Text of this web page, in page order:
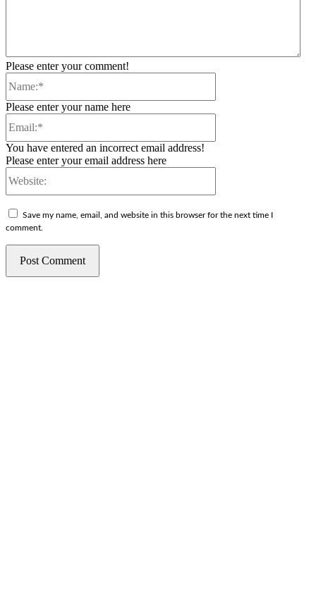
Please enter your comment!
Please enter your name here
You have entered an incorrect email address!
Please enter your email address here
Save my name, email, and website in this browser for the next time I
comment.